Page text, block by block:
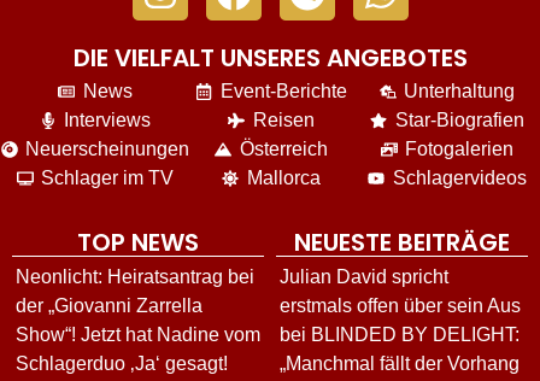
DIE VIELFALT UNSERES ANGEBOTES
News
Interviews
Neuerscheinungen
Schlager im TV
Event-Berichte
Reisen
Österreich
Mallorca
Unterhaltung
Star-Biografien
Fotogalerien
Schlagervideos
TOP NEWS
Neonlicht: Heiratsantrag bei
der „Giovanni Zarrella
Show“! Jetzt hat Nadine vom
Schlagerduo ‚Ja‘ gesagt!
NEUESTE BEITRÄGE
Julian David spricht
erstmals offen über sein Aus
bei BLINDED BY DELIGHT:
„Manchmal fällt der Vorhang